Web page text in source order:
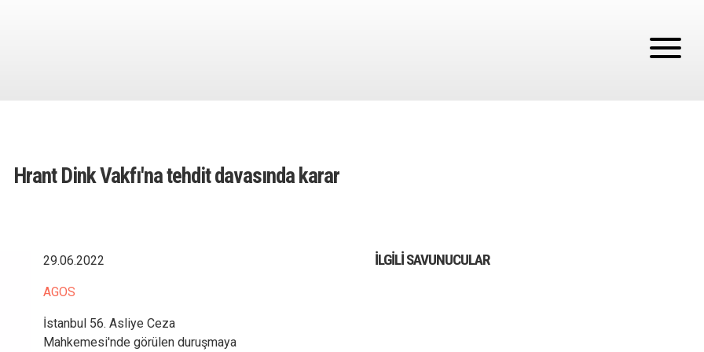
Hrant Dink Vakfı'na tehdit davasında karar
29.06.2022
AGOS
İstanbul 56. Asliye Ceza
Mahkemesi'nde görülen duruşmaya
İLGILI SAVUNUCULAR